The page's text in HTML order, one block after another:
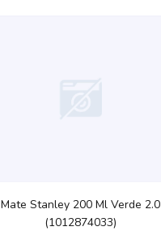
Mate Stanley 200 Ml Verde 2.0
(1012874033)